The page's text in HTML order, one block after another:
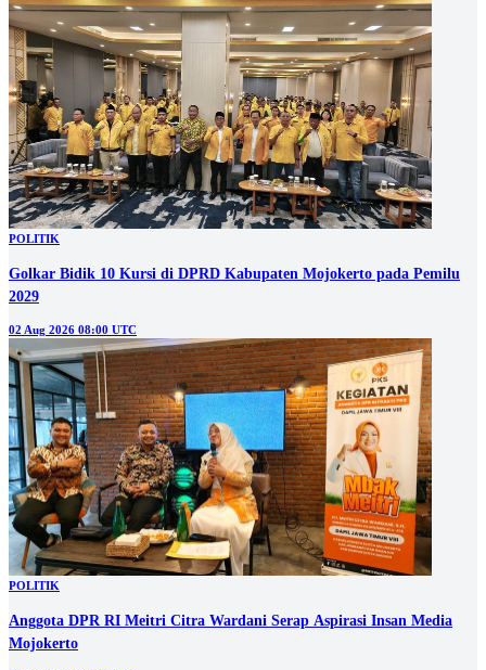
POLITIK
Golkar Bidik 10 Kursi di DPRD Kabupaten Mojokerto pada Pemilu
2029
02 Aug 2026 08:00 UTC
POLITIK
Anggota DPR RI Meitri Citra Wardani Serap Aspirasi Insan Media
Mojokerto